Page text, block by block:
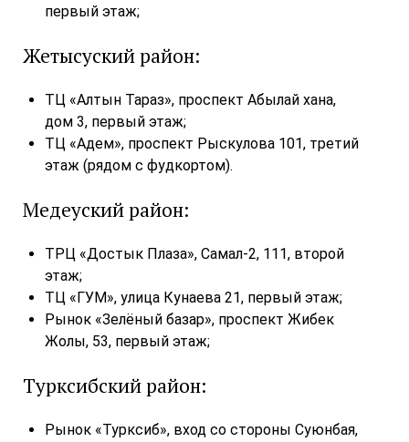
первый этаж;
Жетысуский район:
ТЦ «Алтын Тараз», проспект Абылай хана,
дом 3, первый этаж;
ТЦ «Адем», проспект Рыскулова 101, третий
этаж (рядом с фудкортом).
Медеуский район:
ТРЦ «Достык Плаза», Самал-2, 111, второй
этаж;
ТЦ «ГУМ», улица Кунаева 21, первый этаж;
Рынок «Зелёный базар», проспект Жибек
Жолы, 53, первый этаж;
Турксибский район:
Рынок «Турксиб», вход со стороны Суюнбая,